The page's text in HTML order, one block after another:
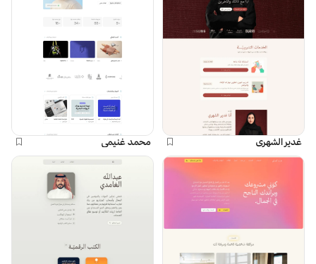
غدير الشهري محمد غنيمي